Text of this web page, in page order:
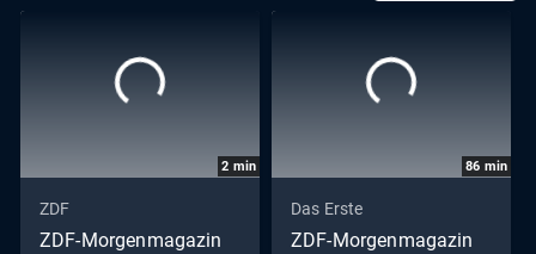
2 min
ZDF
ZDF-Morgenmagazin
86 min
Das Erste
ZDF-Morgenmagazin